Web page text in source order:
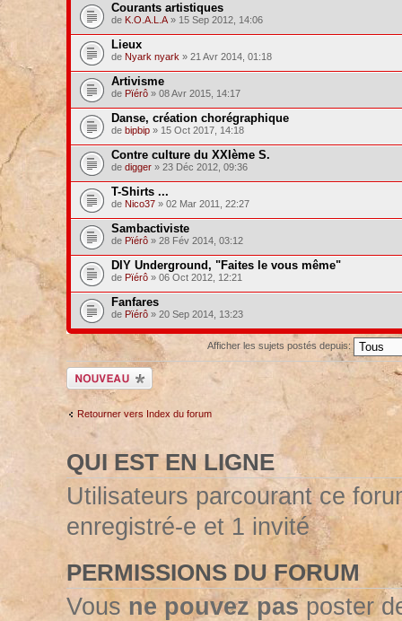
Courants artistiques
de K.O.A.L.A» 15 Sep 2012, 14:06
Lieux
de Nyark nyark » 21 Avr 2014, 01:18
Artivisme
de Pïérô» 08 Avr 2015, 14:17
Danse, création chorégraphique
de bipbip» 15 Oct 2017, 14:18
Contre culture du XXIème S.
de digger» 23 Déc 2012, 09:36
T-Shirts ...
de Nico37» 02 Mar 2011, 22:27
Sambactiviste
de Pïérô» 28 Fév 2014, 03:12
DIY Underground, "Faites le vous même"
de Pïérô» 06 Oct 2012, 12:21
Fanfares
de Pïérô» 20 Sep 2014, 13:23
Afficher les sujets postés depuis:
Ecrire un nouveau
sujet
Retourner vers Index du forum
QUI EST EN LIGNE
Utilisateurs parcourant ce
enregistré-e et 1 invité
PERMISSIONS DU FORUM
Vous ne pouvez pasposter